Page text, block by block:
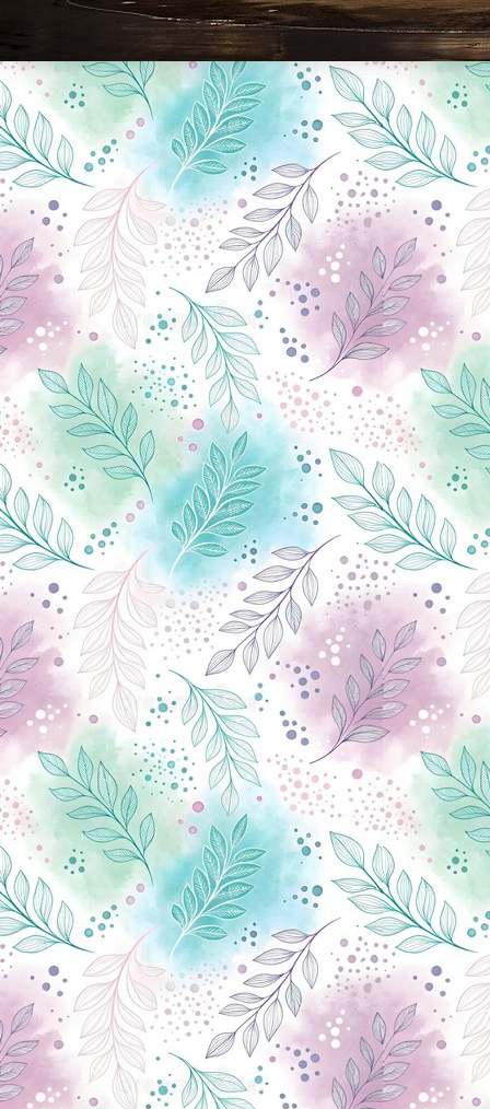
Новини Чернігова, Чернігівські новини, Чернігівський формат, новини Чернігова, події в Чернігові: політика, економіка, аналітика, культура, відеоновини, екологія, спортивний Чернігів, туризм, Чернігів